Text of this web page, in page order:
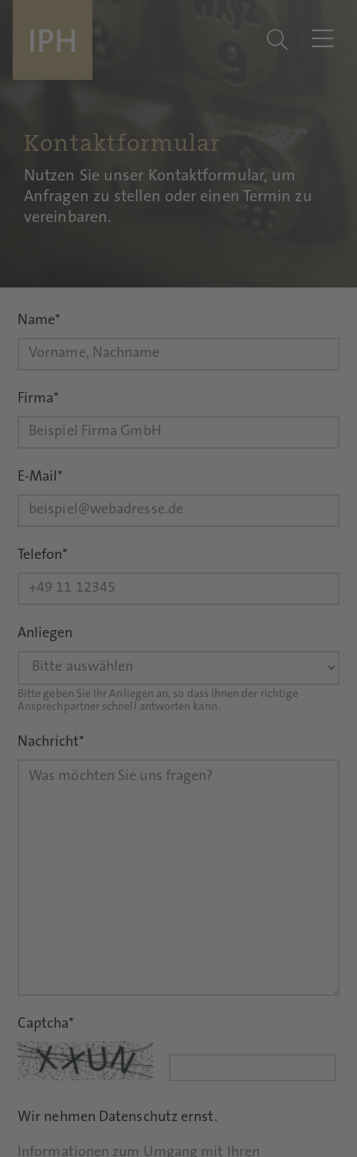
Kontaktformular
Nutzen Sie unser Kontaktformular, um
Anfragen zu stellen oder einen Termin zu
vereinbaren.
Name*
Firma*
E-Mail*
Telefon*
Anliegen
Bitte geben Sie Ihr Anliegen an, so dass Ihnen der richtige
Ansprechpartner schnell antworten kann.
Nachricht*
Captcha*
Wir nehmen Datenschutz ernst.
Informationen zum Umgang mit Ihren